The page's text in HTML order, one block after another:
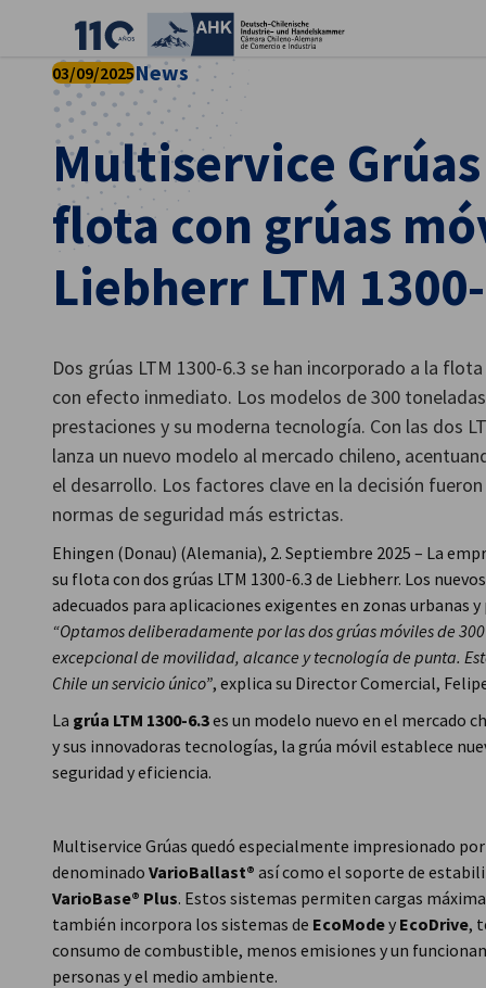
Spanish
Chile
Multiservice
flota con grúas
Liebherr LTM
03/09/2025News
Dos grúas LTM 1300-6.3 se han incorporado a la
con efecto inmediato. Los modelos de 300
prestaciones y su moderna tecnología. Con las dos
lanza un nuevo modelo al mercado chileno,
el desarrollo. Los factores clave en la decisión
normas de seguridad más estrictas.
Ehingen (Donau) (Alemania), 2. Septiembre 2025 – La
su flota con dos grúas LTM 1300-6.3 de Liebherr. Los
adecuados para aplicaciones exigentes en zonas urbanas
“Optamos deliberadamente por las dos grúas móviles de
excepcional de movilidad, alcance y tecnología de punta.
Chile un servicio único”, explica su Director Comercial,
La grúa LTM 1300-6.3es un modelo nuevo en el mercado
y sus innovadoras tecnologías, la grúa móvil establece
seguridad y eficiencia.
Multiservice Grúas quedó especialmente impresionado
denominado VarioBallast® así como el soporte de
VarioBase® Plus. Estos sistemas permiten cargas
también incorpora los sistemas de EcoModey EcoDrive,
consumo de combustible, menos emisiones y un
personas y el medio ambiente.